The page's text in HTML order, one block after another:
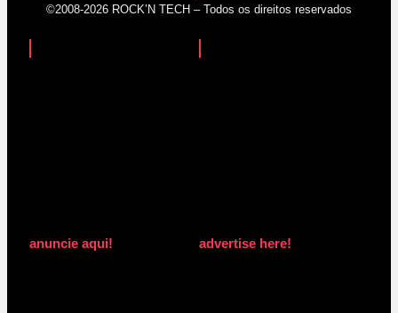
©2008-2026 ROCK’N TECH – Todos os direitos reservados
anuncie aqui! advertise here!